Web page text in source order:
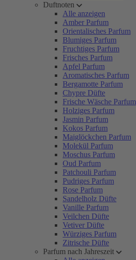
Duftnoten
Alle anzeigen
Amber Parfum
Orientalisches Parfum
Blumiges Parfum
Fruchtiges Parfum
Frisches Parfum
Apfel Parfum
Aromatisches Parfum
Bergamotte Parfum
Chypre Düfte
Frische Wäsche Parfum
Holziges Parfum
Jasmin Parfum
Kokos Parfum
Maiglöckchen Parfum
Molekül Parfum
Moschus Parfum
Oud Parfum
Patchouli Parfum
Pudriges Parfum
Rose Parfum
Sandelholz Düfte
Vanille Parfum
Veilchen Düfte
Vetiver Düfte
Würziges Parfum
Zitrische Düfte
Parfum nach Jahreszeit